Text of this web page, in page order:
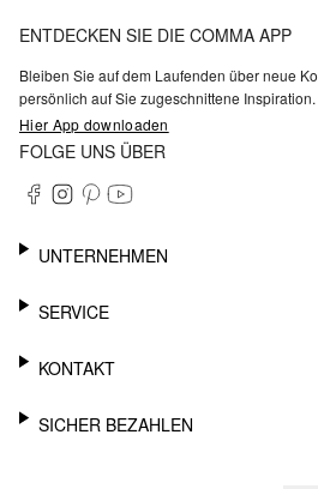
ENTDECKEN SIE DIE COMMA APP
Bleiben Sie auf dem Laufenden über neue
persönlich auf Sie zugeschnittene Inspiration.
Hier App downloaden
FOLGE UNS ÜBER
UNTERNEHMEN
KARRIERE
BARRIEREFREIHEIT
SERVICE
WHATSAPP
MEIN KONTO
KONTAKT
SUPPORT
SICHER BEZAHLEN